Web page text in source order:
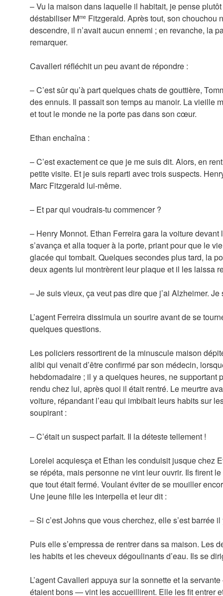
– Vu la maison dans laquelle il habitait, je pense
déstabiliser Mme Fitzgerald. Après tout, son chouchou
descendre, il n’avait aucun ennemi ; en revanche, la
remarquer.
Cavalleri réfléchit un peu avant de répondre :
– C’est sûr qu’à part quelques chats de gouttière,
des ennuis. Il passait son temps au manoir. La vieille
et tout le monde ne la porte pas dans son cœur.
Ethan enchaîna :
– C’est exactement ce que je me suis dit. Alors, en
petite visite. Et je suis reparti avec trois suspects.
Marc Fitzgerald lui-même.
– Et par qui voudrais-tu commencer ?
– Henry Monnot. Ethan Ferreira gara la voiture
s’avança et alla toquer à la porte, priant pour que le
glacée qui tombait. Quelques secondes plus tard, la
deux agents lui montrèrent leur plaque et il les laissa
– Je suis vieux, ça veut pas dire que j’ai Alzheimer.
L’agent Ferreira dissimula un sourire avant de se
quelques questions.
Les policiers ressortirent de la minuscule maison
alibi qui venait d’être confirmé par son médecin,
hebdomadaire ; il y a quelques heures, ne supportant
rendu chez lui, après quoi il était rentré. Le meurtre
voiture, répandant l’eau qui imbibait leurs habits sur
soupirant :
– C’était un suspect parfait. Il la déteste tellement !
Lorelei acquiesça et Ethan les conduisit jusque chez
se répéta, mais personne ne vint leur ouvrir. Ils firent
que tout était fermé. Voulant éviter de se mouiller
Une jeune fille les interpella et leur dit :
– Si c’est Johns que vous cherchez, elle s’est barrée
Puis elle s’empressa de rentrer dans sa maison. Les
les habits et les cheveux dégoulinants d’eau. Ils se
L’agent Cavalleri appuya sur la sonnette et la
étaient bons — vint les accueillirent. Elle les fit entrer